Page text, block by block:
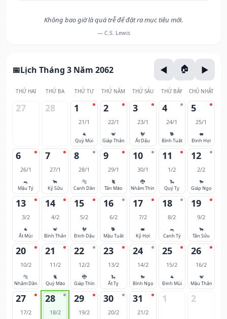
Không bao giờ là quá trễ để đặt ra mục tiêu mới.
— C.S. Lewis
Lịch Tháng 3 Năm 2062
THỨ HAI THỨ BA THỨ TƯ THỨ NĂM THỨ SÁU THỨ BẢY CHỦ NHẬT
27 28 1
21/1
🐐
Quý Mùi
2
22/1
🐒
Giáp Thân
3
23/1
🐓
Ất Dậu
4
24/1
🐕
Bính Tuất
5
25/1
🐖
Đinh Hợi
6
26/1
🐀
Mậu Tý
7
27/1
🐂
Kỷ Sửu
8
28/1
🐅
Canh Dần
9
29/1
🐈
Tân Mão
10
30/1
🐉
Nhâm Thìn
11
1/2
🐍
Quý Tỵ
12
2/2
🐎
Giáp Ngọ
13
3/2
🐐
Ất Mùi
14
4/2
🐒
Bính Thân
15
5/2
🐓
Đinh Dậu
16
6/2
🐕
Mậu Tuất
17
7/2
🐖
Kỷ Hợi
18
8/2
🐀
Canh Tý
19
9/2
🐂
Tân Sửu
20
10/2
🐅
Nhâm Dần
21
11/2
🐈
Quý Mão
22
12/2
🐉
Giáp Thìn
23
13/2
🐍
Ất Tỵ
24
14/2
🐎
Bính Ngọ
25
15/2
🐐
Đinh Mùi
26
16/2
🐒
Mậu Thân
27
17/2
28
18/2
29
19/2
30
20/2
31
21/2
1 2